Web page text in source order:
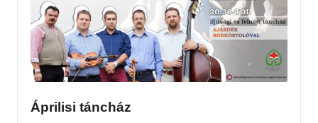
Áprilisi táncház